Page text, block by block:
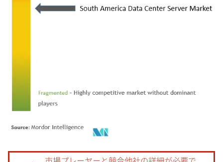
画像 © Mordor Intelligence。再利用にはCC BY 4.0の表示が必要です。